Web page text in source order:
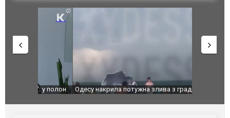
Одесу накрила потужна злива з градом та
ураганним вітром
Вже